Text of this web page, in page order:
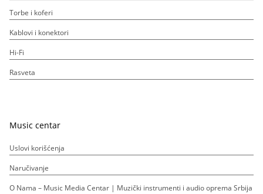
Torbe i koferi
Kablovi i konektori
Hi-Fi
Rasveta
Music centar
Uslovi korišćenja
Naručivanje
O Nama – Music Media Centar | Muzički instrumenti i audio oprema Srbija